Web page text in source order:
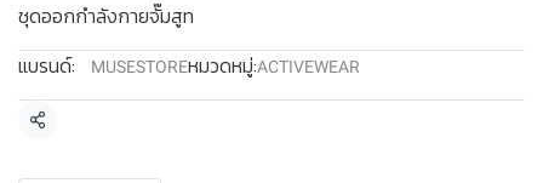
ชุดออกกำลังกายจั๊มสูท
แบรนด์:
MUSESTOREหมวดหมู่:ACTIVEWEAR
แชร์